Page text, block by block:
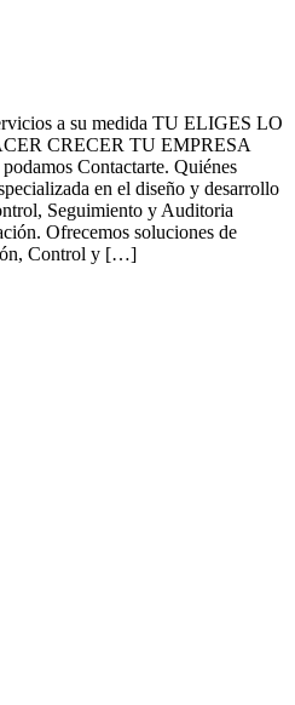
a su medida TU ELIGES LO
CRECER TU EMPRESA
Contactarte. Quiénes
en el diseño y desarrollo
Seguimiento y Auditoria
Ofrecemos soluciones de
Control y […]